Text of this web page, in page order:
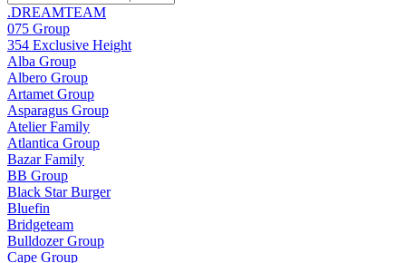
.DREAMTEAM
075 Group
354 Exclusive Height
Alba Group
Albero Group
Artamet Group
Asparagus Group
Atelier Family
Atlantica Group
Bazar Family
BB Group
Black Star Burger
Bluefin
Bridgeteam
Bulldozer Group
Cape Group